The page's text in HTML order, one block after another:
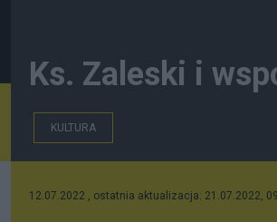
Ks. Zaleski i
KULTURA
12.07.2022 , ostatnia aktualizacja: 21.07.2022,